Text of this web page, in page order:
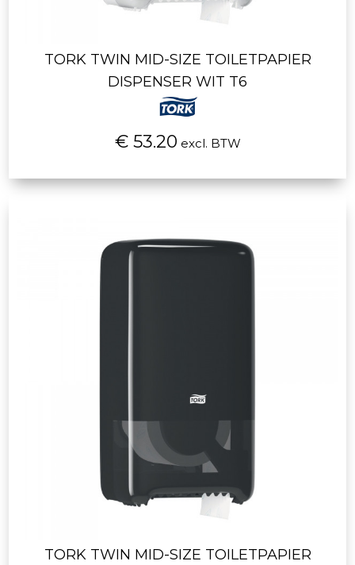
TORK TWIN MID-SIZE TOILETPAPIER
DISPENSER WIT T6
€ 53.20 excl. BTW
TORK TWIN MID-SIZE TOILETPAPIER